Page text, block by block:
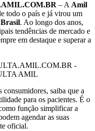
– A Amil
todo o país e já virou um
. Ao longo dos anos,
tendências de mercado e
em destaque e superar a
consumidores, saiba que a
para os pacientes. É o
função simplificar a
agendar as suas
oficial.